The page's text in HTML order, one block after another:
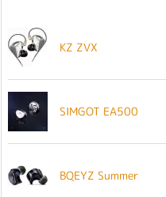
KZ ZVX
SIMGOT EA500
BQEYZ Summer